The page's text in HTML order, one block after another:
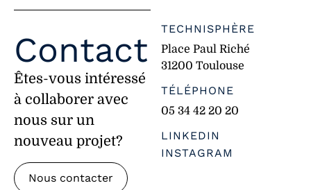
Contact
Êtes-vous intéressé
à collaborer avec
nous sur un
nouveau projet?
Nous contacter
TECHNISPHÈRE
Place Paul Riché
31200 Toulouse
TÉLÉPHONE
05 34 42 20 20
LINKEDIN
INSTAGRAM